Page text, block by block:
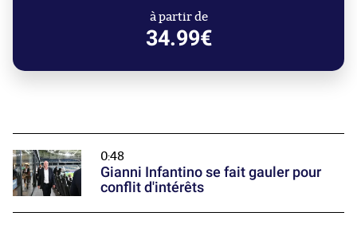
à partir de
34.99€
0:48
Gianni Infantino se fait gauler pour
conflit d'intérêts